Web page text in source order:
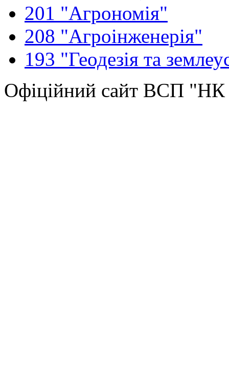
201 "Агрономія"
208 "Агроінженерія"
193 "Геодезія та
Офіційний сайт ВСП